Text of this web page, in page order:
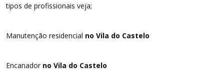
tipos de profissionais veja;
Manutenção residencial no Vila do Castelo
Encanador no Vila do Castelo